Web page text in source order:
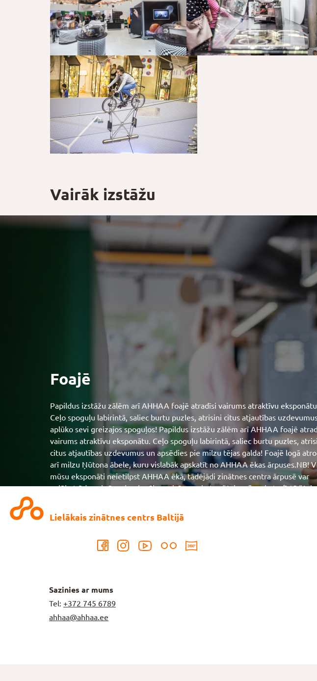
Vairāk izstāžu
Foajē
Papildus izstāžu zālēm arī AHHAA foajē atradīsi vairums atraktīvu
Ceļo spoguļu labirintā, saliec burtu puzles, atrisini citus atjautības
aplūko sevi greizajos spoguļos! Papildus izstāžu zālēm arī AHHAA foajē
vairums atraktīvu eksponātu. Ceļo spoguļu labirintā, saliec burtu puzles,
citus atjautības uzdevumus un apsēdies pie milzu tējas galda! Foajē logā
arī milzu Ņūtona ābele, kuru vislabāk apskatīt no AHHAA ēkas ārpuses.NB!
mūsu eksponāti neietilpst AHHAA ēkā, tādējādi zinātnes centra ārpusē var
aplūkot ūdens krānu, kas karājas gaisā un raķetes “Ariane” maketu (īstā
pamēģināt pacelt īstu automašīnu un uzrāpties uz milzu sola, uz kura var
gandrīz vesela skolēnu klase!
Lielākais zinātnes centrs Baltijā
Sazinies ar mums
Tel: +372 745 6789
ahhaa@ahhaa.ee